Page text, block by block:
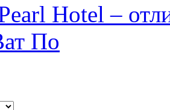
Hotel –
По